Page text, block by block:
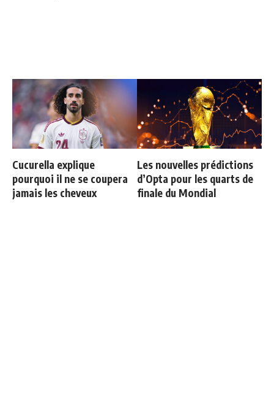
Cucurella explique
pourquoi il ne se coupera
jamais les cheveux
Les nouvelles prédictions
d’Opta pour les quarts de
finale du Mondial